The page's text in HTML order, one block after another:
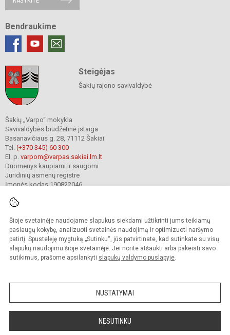
Šioje svetainėje naudojame slapukus siekdami užtikrinti jums teikiamų
paslaugų kokybę, analizuoti svetainės naudojimą ir optimizuoti naršymo
patirtį. Spustelėję mygtuką „Sutinku“, jūs patvirtinate, kad sutinkate su visų
slapukų naudojimu šioje svetainėje. Jei norite atšaukti arba pakeisti savo
sutikimus, prašome apsilankyti slapukų valdymo puslapyje.
NUSTATYMAI
NESUTINKU
Bendraukime
Steigėjas
Šakių rajono savivaldybė
Šakių „Varpo“ mokykla
Savivaldybės biudžetinė įstaiga
Basanavičiaus g. 28, 71112 Šakiai
Tel. (+370 345) 60 300
El. p. varpom@varpas.sakiai.lm.lt
Duomenys kaupiami ir saugomi
Juridinių asmenų registre
Įmonės kodas 190822046
© 2023. Šakių „Varpo“ mokykla. Visos teisės saugomos.
Kopijuoti turinį be raštiško mokyklos sutikimo griežtai draudžiama.
Prieinamumo paraiška Slapukų politika Privatumo politika
Sumanus būdas atnaujinti